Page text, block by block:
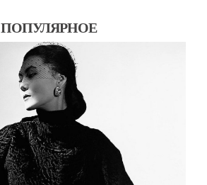
ПОПУЛЯРНОЕ